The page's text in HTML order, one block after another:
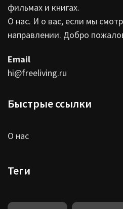
фильмах и книгах.
О нас. И о вас, если мы
направлении. Добро
Email
hi@freeliving.ru
Быстрые ссылки
О нас
Теги